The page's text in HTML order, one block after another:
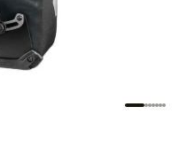
- Back-Roller Classic